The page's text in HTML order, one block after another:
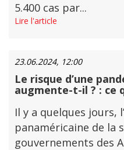
5.400 cas par...
Lire l'article
23.06.2024, 12:00
Le risque d’une
augmente-t-il ? : ce
Il y a quelques jours,
panaméricaine de la
gouvernements des